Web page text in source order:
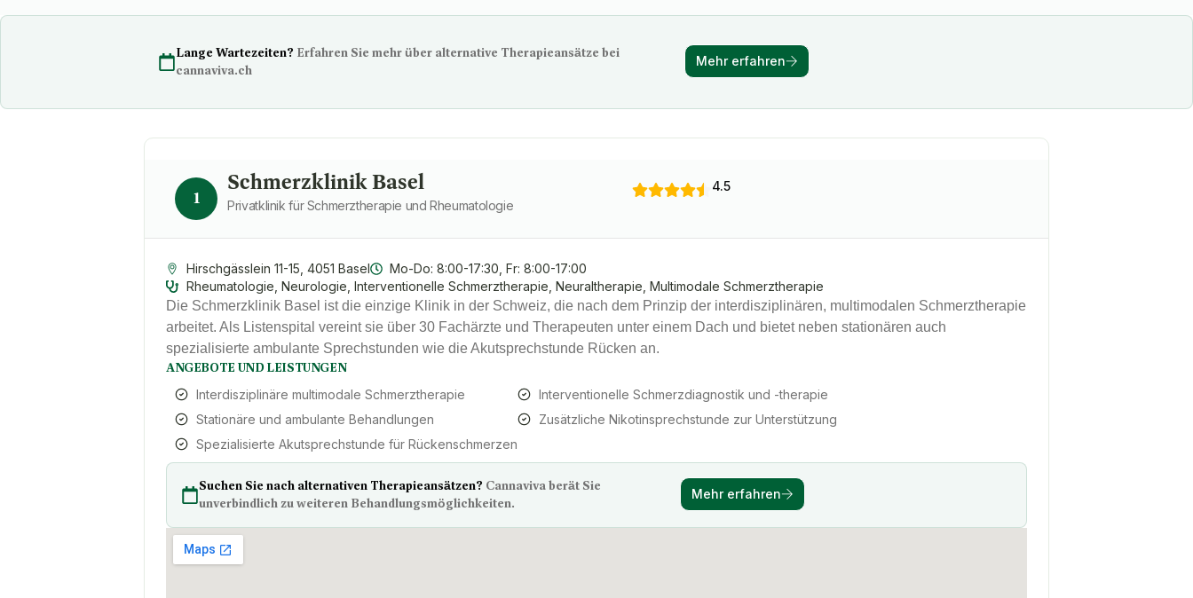
Lange Wartezeiten? Erfahren Sie mehr über alternative Therapieansätze bei
cannaviva.ch
Mehr erfahren
1
Schmerzklinik Basel
Privatklinik für Schmerztherapie und Rheumatologie
4.5
Hirschgässlein 11-15, 4051 Basel
Mo-Do: 8:00-17:30, Fr: 8:00-17:00
Rheumatologie, Neurologie, Interventionelle Schmerztherapie, Neuraltherapie, Multimodale Schmerztherapie
Die Schmerzklinik Basel ist die einzige Klinik in der Schweiz, die nach dem Prinzip der interdisziplinären, multimodalen Schmerztherapie
arbeitet. Als Listenspital vereint sie über 30 Fachärzte und Therapeuten unter einem Dach und bietet neben stationären auch
spezialisierte ambulante Sprechstunden wie die Akutsprechstunde Rücken an.
ANGEBOTE UND LEISTUNGEN
Interdisziplinäre multimodale Schmerztherapie
Stationäre und ambulante Behandlungen
Spezialisierte Akutsprechstunde für Rückenschmerzen
Interventionelle Schmerzdiagnostik und -therapie
Zusätzliche Nikotinsprechstunde zur Unterstützung
Suchen Sie nach alternativen Therapieansätzen? Cannaviva berät Sie
unverbindlich zu weiteren Behandlungsmöglichkeiten.
Mehr erfahren